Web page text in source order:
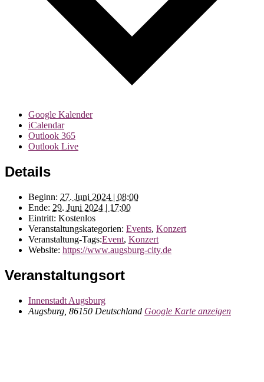
Google Kalender
iCalendar
Outlook 365
Outlook Live
Details
Beginn: 27. Juni 2024 | 08:00
Ende: 29. Juni 2024 | 17:00
Eintritt: Kostenlos
Veranstaltungskategorien: Events, Konzert
Veranstaltung-Tags:Event, Konzert
Website: https://www.augsburg-city.de
Veranstaltungsort
Innenstadt Augsburg
Augsburg 86150 Deutschland Google Karte anzeigen